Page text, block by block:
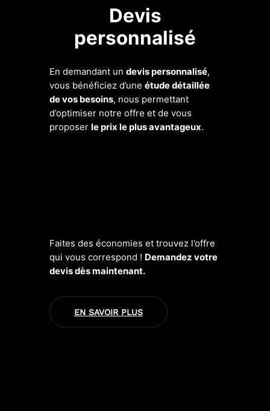
Devis
personnalisé
En demandant un devis personnalisé,
vous bénéficiez d’une étude détaillée
de vos besoins, nous permettant
d’optimiser notre offre et de vous
proposer le prix le plus avantageux.
Faites des économies et trouvez l’offre
qui vous correspond ! Demandez votre
devis dès maintenant.
EN SAVOIR PLUS